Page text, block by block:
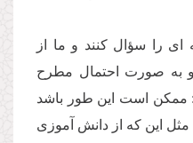
را سؤال كنند و ما از
و به صورت احتمال مطرح
ممكن است این طور باشد
این كه از دانش آموزى